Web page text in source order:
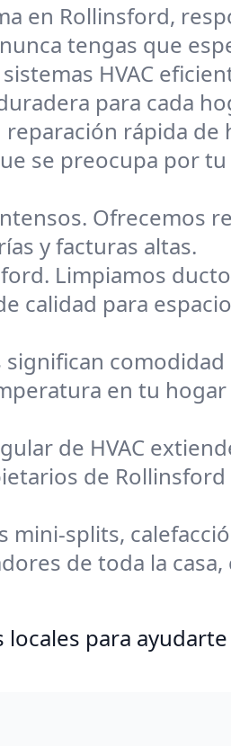
en Rollinsford,
tengas que
HVAC
para cada
rápida de
se preocupa por
Ofrecemos
y facturas altas.
Limpiamos
calidad para
comodidad
en tu hogar
de HVAC
de Rollinsford
mini-splits,
de toda la casa,
para